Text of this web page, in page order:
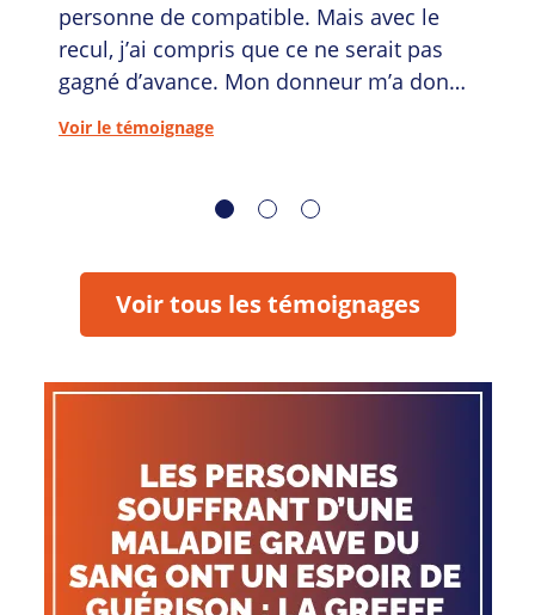
personne de compatible. Mais avec le
recul, j’ai compris que ce ne serait pas
gagné d’avance. Mon donneur m’a donné
une chance de vivre !
Voir le témoignage
Voir tous les témoignages
Je veux être donneur